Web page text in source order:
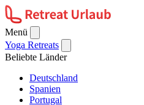
Menü
Yoga Retreats
Beliebte Länder
Deutschland
Spanien
Portugal